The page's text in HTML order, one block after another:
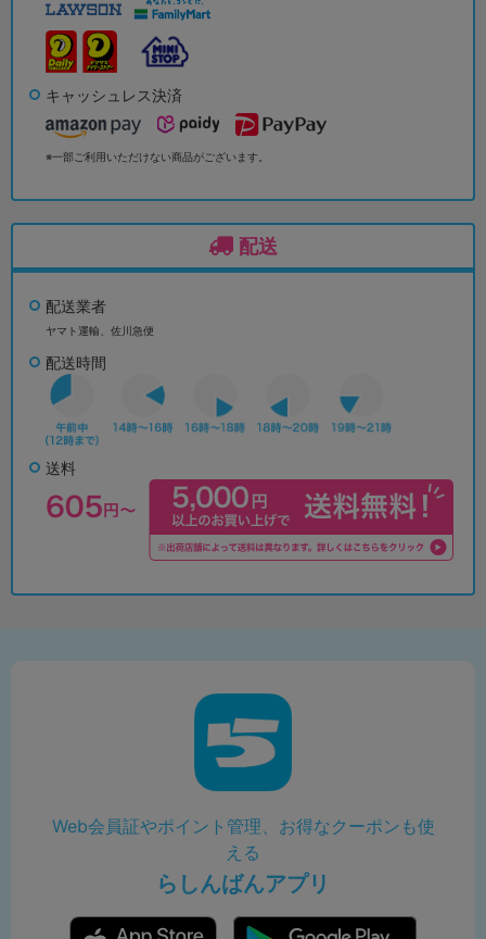
キャッシュレス決済
※一部ご利用いただけない商品がございます。
配送
配送業者
ヤマト運輸、佐川急便
配送時間
送料
Web会員証やポイント管理、お得なクーポンも使
える
らしんばんアプリ